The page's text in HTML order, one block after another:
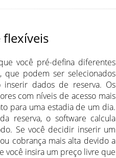
flexíveis
você pré-defina diferentes
que podem ser selecionados
dados de reserva. Os
com níveis de acesso mais
para uma estadia de um dia.
reserva, o software calcula
Se você decidir inserir um
cobrança mais alta devido a
você insira um preço livre que